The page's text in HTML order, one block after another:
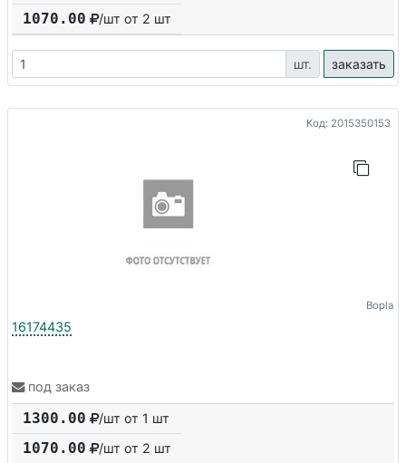
1070.00 /шт от 2 шт
шт. заказать
Код: 2015350153
Bopla
16174435
под заказ
1300.00 /шт от 1 шт
1070.00 /шт от 2 шт